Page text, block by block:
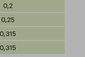
0,2
0,25
0,315
0,315